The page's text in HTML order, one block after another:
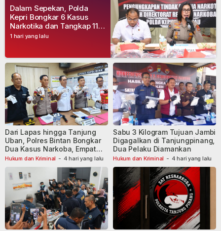
1 hari yang lalu
Dalam Sepekan, Polda
Kepri Bongkar 6 Kasus
Narkotika dan Tangkap 11
Tersangka
Hukum dan Kriminal - 4 hari yang lalu
Dari Lapas hingga Tanjung
Uban, Polres Bintan Bongkar
Dua Kasus Narkoba, Empat
Tersangka Dibekuk
Hukum dan Kriminal - 4 hari yang lalu
Sabu 3 Kilogram Tujuan Jambi
Digagalkan di Tanjungpinang,
Dua Pelaku Diamankan